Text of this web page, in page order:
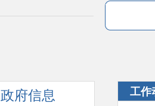
政府信息
工作